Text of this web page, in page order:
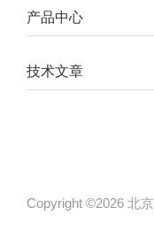
产品中心
技术文章
Copyright ©2026 北